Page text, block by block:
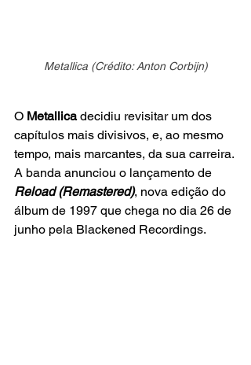
Metallica (Crédito: Anton Corbijn)
O Metallica decidiu revisitar um dos
capítulos mais divisivos, e, ao mesmo
tempo, mais marcantes, da sua carreira.
A banda anunciou o lançamento de
Reload (Remastered), nova edição do
álbum de 1997 que chega no dia 26 de
junho pela Blackened Recordings.